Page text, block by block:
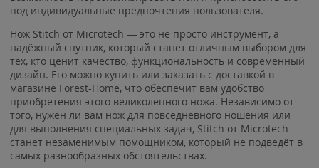
под индивидуальные предпочтения пользователя.
Нож Stitch от Microtech — это не просто инструмент, а
надёжный спутник, который станет отличным выбором для
тех, кто ценит качество, функциональность и современный
дизайн. Его можно купить или заказать с доставкой в
магазине Forest-Home, что обеспечит вам удобство
приобретения этого великолепного ножа. Независимо от
того, нужен ли вам нож для повседневного ношения или
для выполнения специальных задач, Stitch от Microtech
станет незаменимым помощником, который не подведёт в
самых разнообразных обстоятельствах.